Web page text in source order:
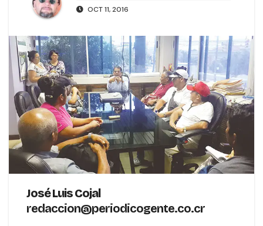
OCT 11, 2016
José Luis Cojal
redaccion@periodicogente.co.cr